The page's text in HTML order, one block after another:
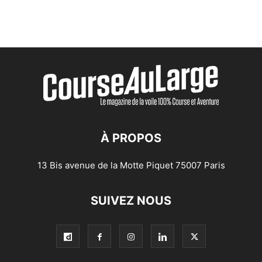
À PROPOS
13 Bis avenue de la Motte Piquet 75007 Paris
SUIVEZ NOUS